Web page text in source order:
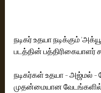
நடிகர் உதயா நடிக்கும்
படத்தின் பத்திரிகையாளர்
நடிகர்கள் உதயா - அஜ்மல் -
முதன்மையான